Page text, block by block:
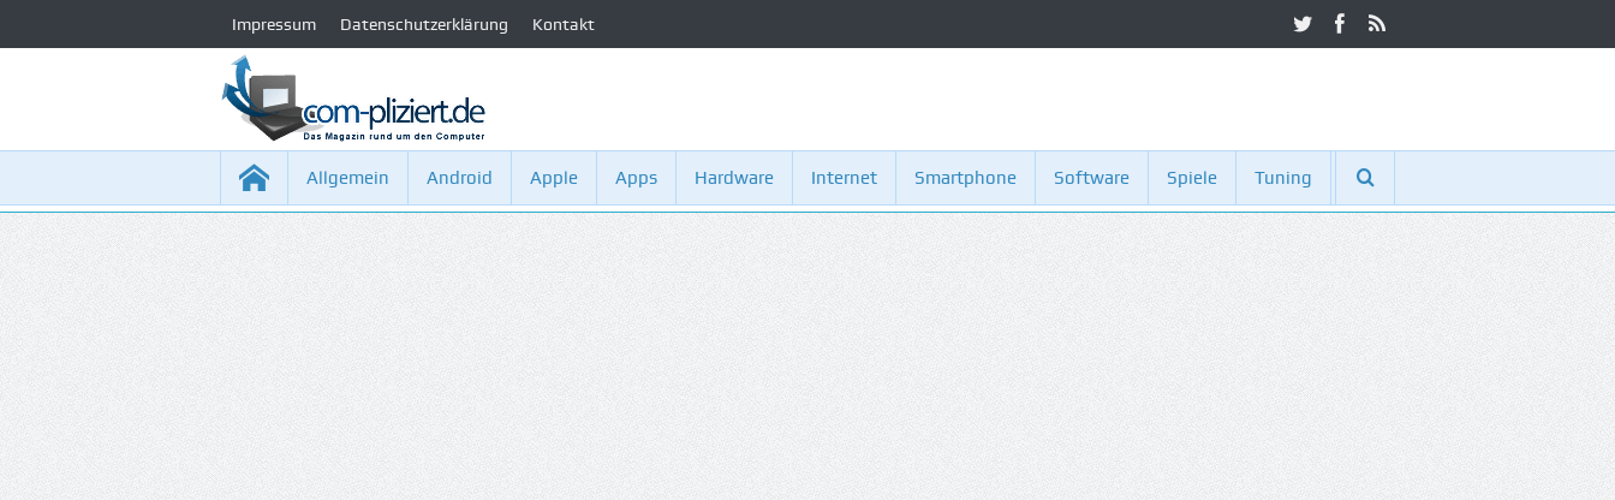
Impressum Datenschutzerklärung Kontakt
Allgemein Android Apple Apps Hardware Internet Smartphone Software Spiele Tuning